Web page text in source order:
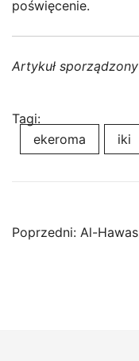
poświęcenie.
Artykuł
Tagi:
ekeroma
iki
Nawigacja
Poprzedni: Al-